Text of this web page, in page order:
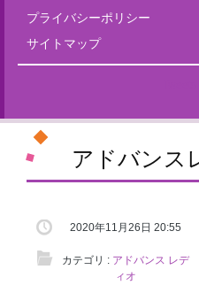
プライバシーポリシー
サイトマップ
アドバンス
2020年11月26日 20:55
カテゴリ : アドバンス レデ
ィオ